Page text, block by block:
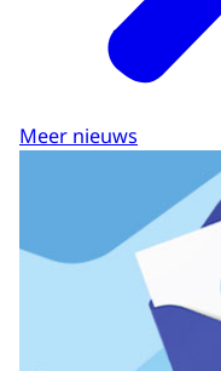
Meer nieuws